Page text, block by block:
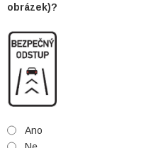
obrázek)?
Ano